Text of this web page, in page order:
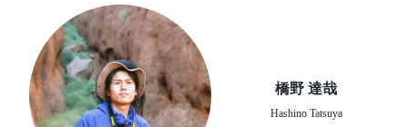
橋野 達哉
Hashino Tatsuya